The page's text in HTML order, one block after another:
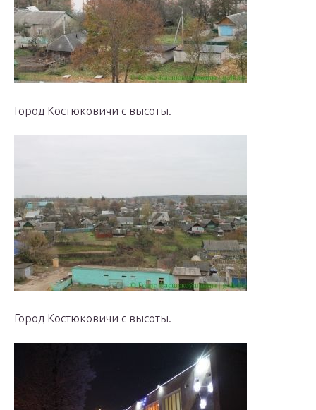
Город Костюковичи с высоты.
Город Костюковичи с высоты.